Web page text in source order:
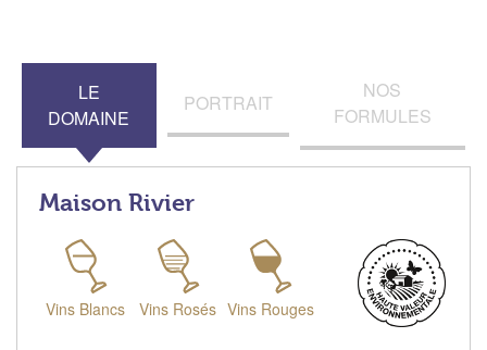
LE
DOMAINE
PORTRAIT
NOS
FORMULES
Maison Rivier
Vins Blancs Vins Rosés Vins Rouges